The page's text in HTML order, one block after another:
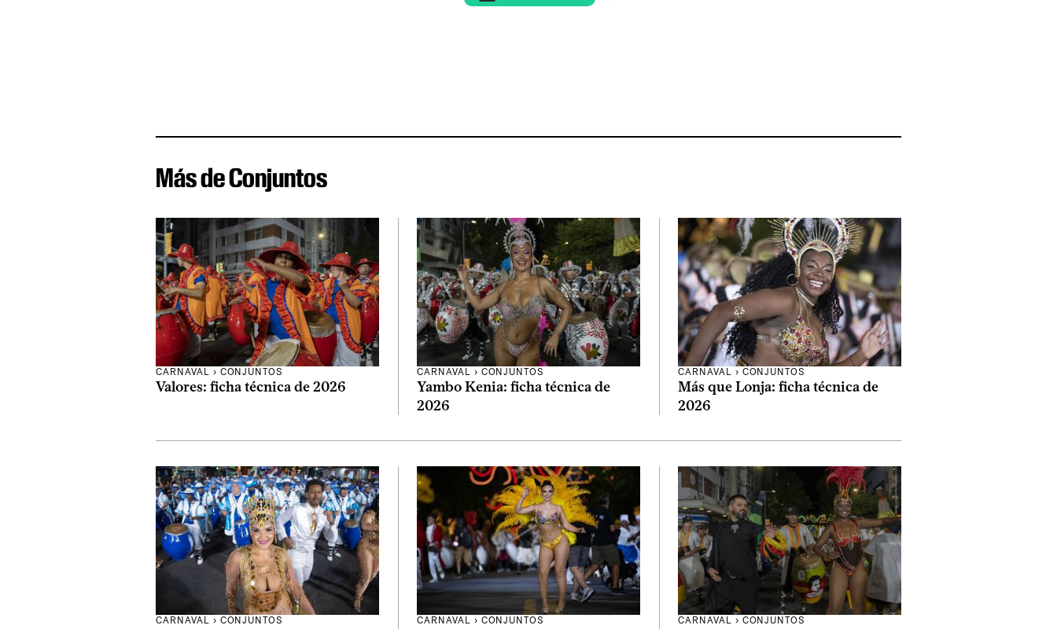
Más de Conjuntos
CARNAVAL › CONJUNTOS
Valores: ficha técnica de 2026
CARNAVAL › CONJUNTOS
Yambo Kenia: ficha técnica de
2026
CARNAVAL › CONJUNTOS
Más que Lonja: ficha técnica de
2026
CARNAVAL › CONJUNTOS CARNAVAL › CONJUNTOS CARNAVAL › CONJUNTOS